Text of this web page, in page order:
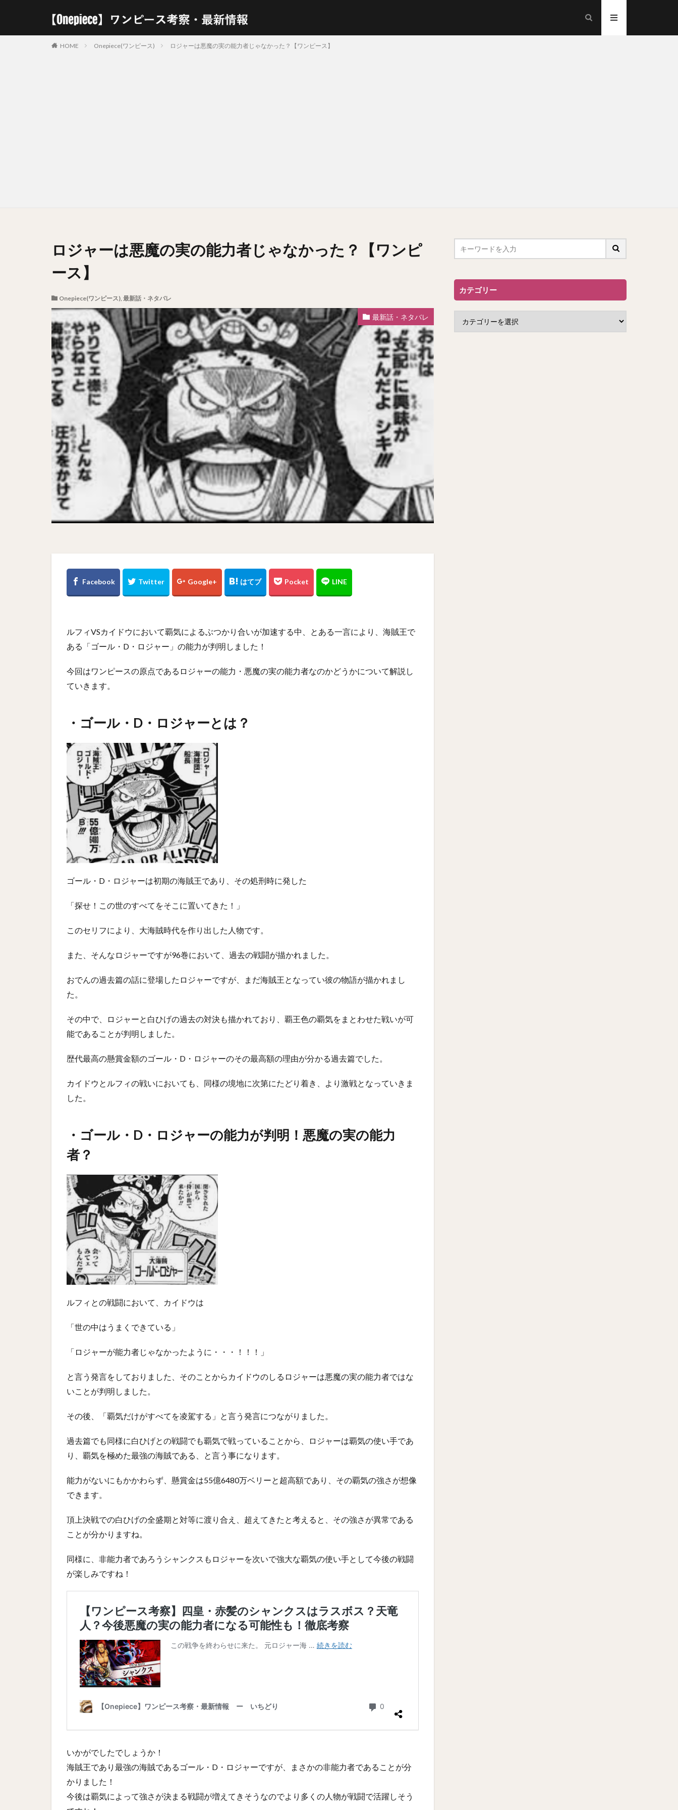
HOME Onepiece(ワンピース) ロジャーは悪魔の実の能力者じゃなかった？【ワンピース】
ロジャーは悪魔の実の能力者じゃなかった？【ワンピ
ース】
Onepiece(ワンピース), 最新話・ネタバレ
最新話・ネタバレ
ルフィVSカイドウにおいて覇気によるぶつかり合いが加速する中、とある一言により、海賊王で
ある「ゴール・D・ロジャー」の能力が判明しました！
今回はワンピースの原点であるロジャーの能力・悪魔の実の能力者なのかどうかについて解説し
ていきます。
・ゴール・D・ロジャーとは？
ゴール・D・ロジャーは初期の海賊王であり、その処刑時に発した
「探せ！この世のすべてをそこに置いてきた！」
このセリフにより、大海賊時代を作り出した人物です。
また、そんなロジャーですが96巻において、過去の戦闘が描かれました。
おでんの過去篇の話に登場したロジャーですが、まだ海賊王となってい彼の物語が描かれまし
た。
その中で、ロジャーと白ひげの過去の対決も描かれており、覇王色の覇気をまとわせた戦いが可
能であることが判明しました。
歴代最高の懸賞金額のゴール・D・ロジャーのその最高額の理由が分かる過去篇でした。
カイドウとルフィの戦いにおいても、同様の境地に次第にたどり着き、より激戦となっていきま
した。
・ゴール・D・ロジャーの能力が判明！悪魔の実の能力
者？
ルフィとの戦闘において、カイドウは
「世の中はうまくできている」
「ロジャーが能力者じゃなかったように・・・！！！」
と言う発言をしておりました、そのことからカイドウのしるロジャーは悪魔の実の能力者ではな
いことが判明しました。
その後、「覇気だけがすべてを凌駕する」と言う発言につながりました。
過去篇でも同様に白ひげとの戦闘でも覇気で戦っていることから、ロジャーは覇気の使い手であ
り、覇気を極めた最強の海賊である、と言う事になります。
能力がないにもかかわらず、懸賞金は55億6480万ベリーと超高額であり、その覇気の強さが想像
できます。
頂上決戦での白ひげの全盛期と対等に渡り合え、超えてきたと考えると、その強さが異常である
ことが分かりますね。
同様に、非能力者であろうシャンクスもロジャーを次いで強大な覇気の使い手として今後の戦闘
が楽しみですね！
いかがでしたでしょうか！
海賊王であり最強の海賊であるゴール・D・ロジャーですが、まさかの非能力者であることが分
かりました！
今後は覇気によって強さが決まる戦闘が増えてきそうなのでより多くの人物が戦闘で活躍しそう
カテゴリー